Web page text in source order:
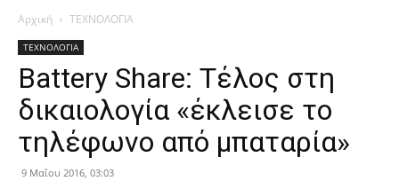
Αρχική ΤΕΧΝΟΛΟΓΙΑ
ΤΕΧΝΟΛΟΓΙΑ
Battery Share: Τέλος στη
δικαιολογία «έκλεισε το
τηλέφωνο από μπαταρία»
9 Μαΐου 2016, 03:03